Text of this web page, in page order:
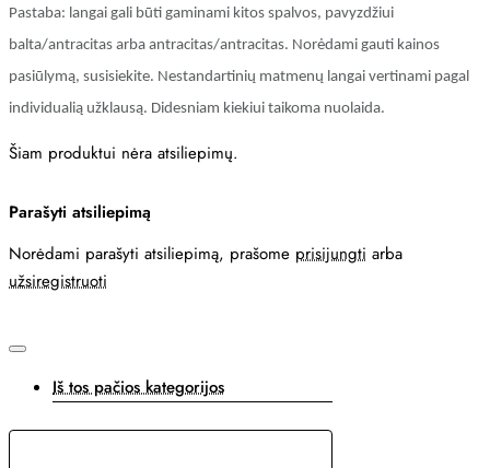
Pastaba: langai gali būti gaminami kitos spalvos, pavyzdžiui
balta/antracitas arba antracitas/antracitas. Norėdami gauti kainos
pasiūlymą, susisiekite. Nestandartinių matmenų langai vertinami pagal
individualią užklausą. Didesniam kiekiui taikoma nuolaida.
Šiam produktui nėra atsiliepimų.
Parašyti atsiliepimą
Norėdami parašyti atsiliepimą, prašome prisijungti arba
užsiregistruoti
Iš tos pačios kategorijos